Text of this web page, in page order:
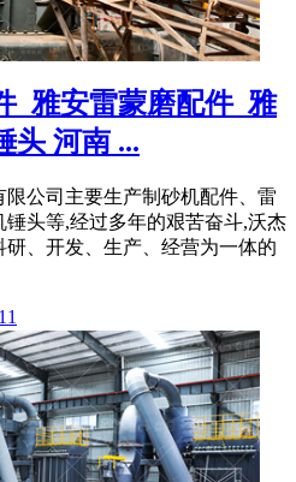
_雅安雷蒙磨配件_雅
头 河南 ...
公司主要生产制砂机配件、雷
头等,经过多年的艰苦奋斗,沃杰
、开发、生产、经营为一体的